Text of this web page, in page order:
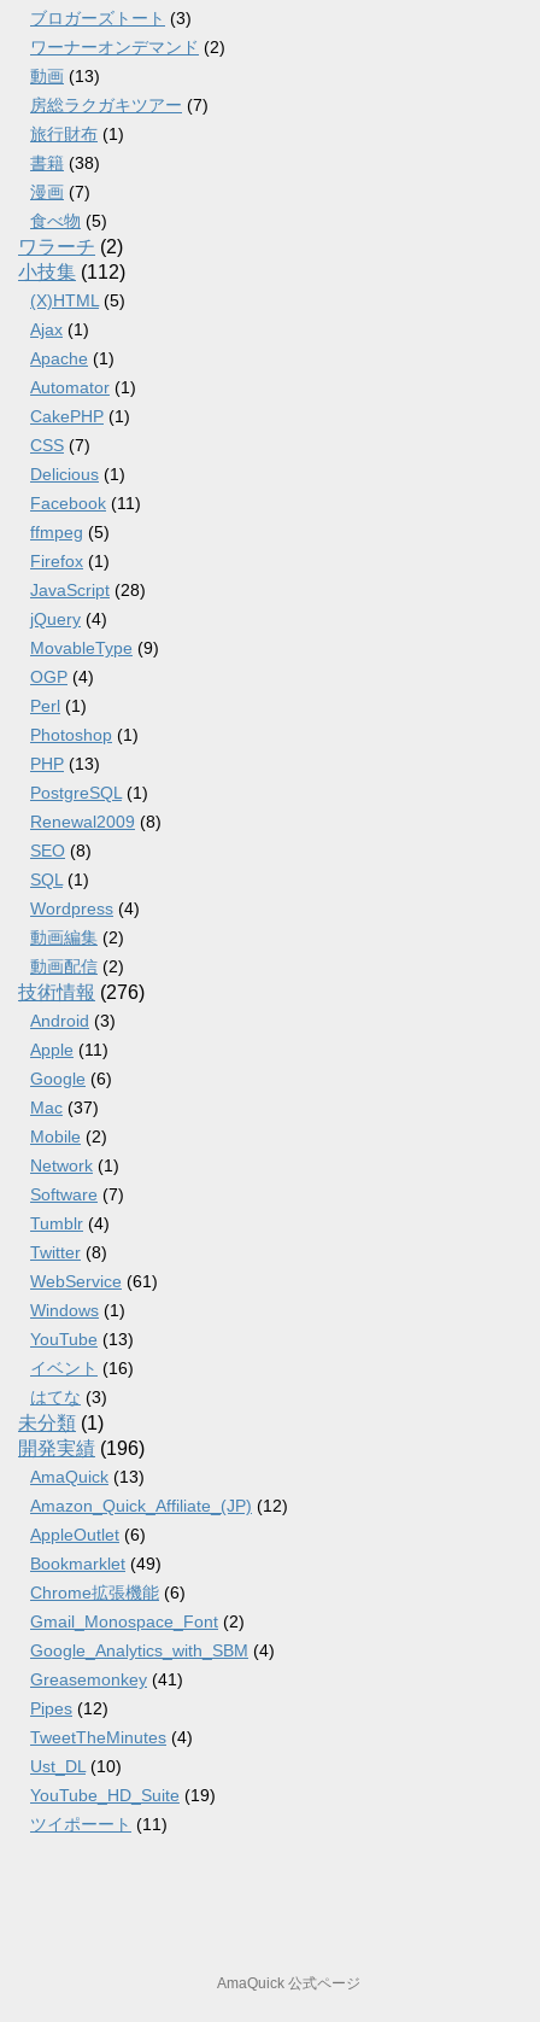
ブロガーズトート (3)
ワーナーオンデマンド (2)
動画 (13)
房総ラクガキツアー (7)
旅行財布 (1)
書籍 (38)
漫画 (7)
食べ物 (5)
ワラーチ (2)
小技集 (112)
(X)HTML (5)
Ajax (1)
Apache (1)
Automator (1)
CakePHP (1)
CSS (7)
Delicious (1)
Facebook (11)
ffmpeg (5)
Firefox (1)
JavaScript (28)
jQuery (4)
MovableType (9)
OGP (4)
Perl (1)
Photoshop (1)
PHP (13)
PostgreSQL (1)
Renewal2009 (8)
SEO (8)
SQL (1)
Wordpress (4)
動画編集 (2)
動画配信 (2)
技術情報 (276)
Android (3)
Apple (11)
Google (6)
Mac (37)
Mobile (2)
Network (1)
Software (7)
Tumblr (4)
Twitter (8)
WebService (61)
Windows (1)
YouTube (13)
イベント (16)
はてな (3)
未分類 (1)
開発実績 (196)
AmaQuick (13)
Amazon_Quick_Affiliate_(JP) (12)
AppleOutlet (6)
Bookmarklet (49)
Chrome拡張機能 (6)
Gmail_Monospace_Font (2)
Google_Analytics_with_SBM (4)
Greasemonkey (41)
Pipes (12)
TweetTheMinutes (4)
Ust_DL (10)
YouTube_HD_Suite (19)
ツイポーート (11)
AmaQuick 公式ページ